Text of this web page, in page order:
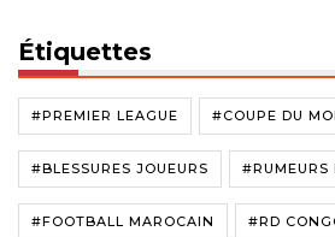
Étiquettes
#PREMIER LEAGUE #COUPE DU
#BLESSURES JOUEURS #RUMEURS
#FOOTBALL MAROCAIN #RD